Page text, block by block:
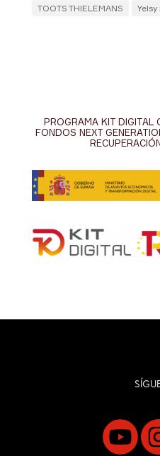
TOOTS THIELEMANS
PROGRAMA KIT DIGITAL
FONDOS NEXT